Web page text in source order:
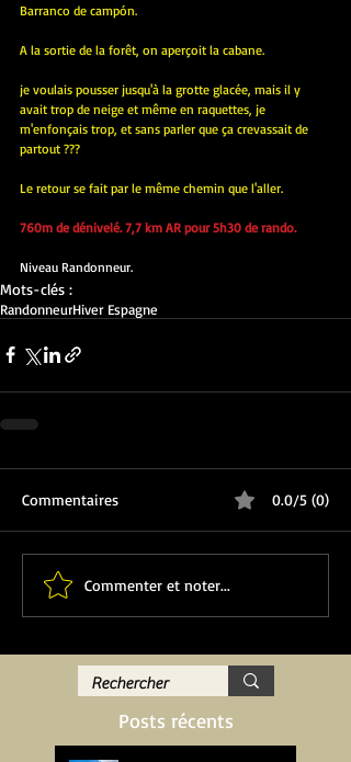
Barranco de campón.
A la sortie de la forêt, on aperçoit la cabane.
je voulais pousser jusqu'à la grotte glacée, mais il y
avait trop de neige et même en raquettes, je
m'enfonçais trop, et sans parler que ça crevassait de
partout ???
Le retour se fait par le même chemin que l'aller.
760m de dénivelé. 7,7 km AR pour 5h30 de rando.
Niveau Randonneur.
Mots-clés :
RandonneurHiver Espagne
Commentaires 0.0/5 (0)
Commenter et noter...
Posts récents